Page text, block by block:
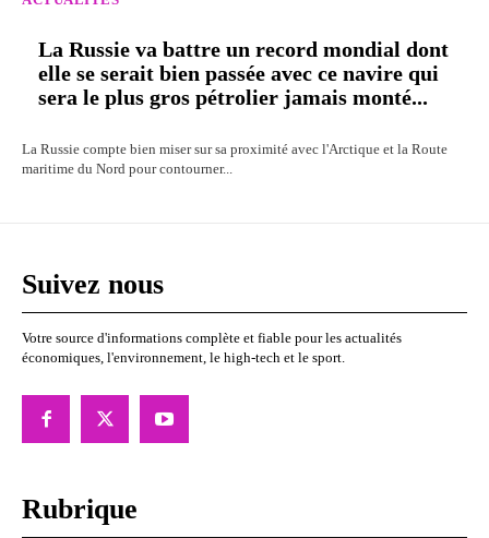
La Russie va battre un record mondial dont
elle se serait bien passée avec ce navire qui
sera le plus gros pétrolier jamais monté...
La Russie compte bien miser sur sa proximité avec l'Arctique et la Route
maritime du Nord pour contourner...
Suivez nous
Votre source d'informations complète et fiable pour les actualités
économiques, l'environnement, le high-tech et le sport.
Rubrique